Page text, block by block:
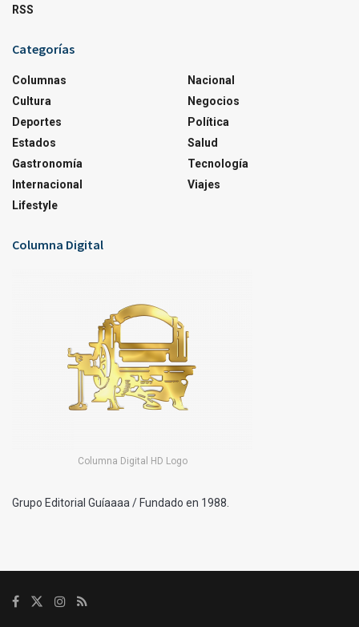
RSS
Categorías
Columnas
Cultura
Deportes
Estados
Gastronomía
Internacional
Lifestyle
Nacional
Negocios
Política
Salud
Tecnología
Viajes
Columna Digital
Columna Digital HD Logo
Grupo Editorial Guíaaaa / Fundado en 1988.